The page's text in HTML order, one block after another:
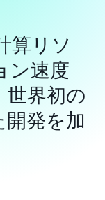
算リソ
ン速度
世界初の
発を加